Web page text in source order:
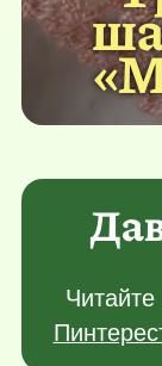
Читайте